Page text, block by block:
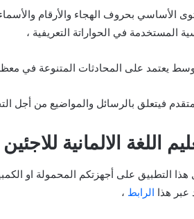
الأساسي بحروف الهجاء والأرقام
المستخدمة في الحواراتة التعريفية ،
يعتمد على المحادثات المتنوعة في
فيتعلق بالرسائل والمواضيع من أجل
اللغة الالمانية
التطبيق على أجهزتكم المحمولة او
عبر هذا الرابط ،